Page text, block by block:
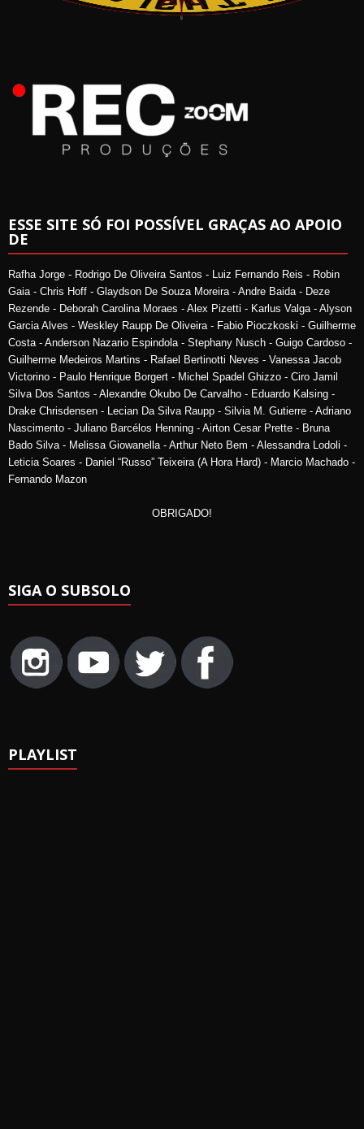
ESSE SITE SÓ FOI POSSÍVEL GRAÇAS AO APOIO
DE
Rafha Jorge - Rodrigo De Oliveira Santos - Luiz Fernando Reis - Robin
Gaia - Chris Hoff - Glaydson De Souza Moreira - Andre Baida - Deze
Rezende - Deborah Carolina Moraes - Alex Pizetti - Karlus Valga - Alyson
Garcia Alves - Weskley Raupp De Oliveira - Fabio Pioczkoski - Guilherme
Costa - Anderson Nazario Espindola - Stephany Nusch - Guigo Cardoso -
Guilherme Medeiros Martins - Rafael Bertinotti Neves - Vanessa Jacob
Victorino - Paulo Henrique Borgert - Michel Spadel Ghizzo - Ciro Jamil
Silva Dos Santos - Alexandre Okubo De Carvalho - Eduardo Kalsing -
Drake Chrisdensen - Lecian Da Silva Raupp - Silvia M. Gutierre - Adriano
Nascimento - Juliano Barcélos Henning - Airton Cesar Prette - Bruna
Bado Silva - Melissa Giowanella - Arthur Neto Bem - Alessandra Lodoli -
Leticia Soares - Daniel “Russo” Teixeira (A Hora Hard) - Marcio Machado -
Fernando Mazon
OBRIGADO!
SIGA O SUBSOLO
PLAYLIST